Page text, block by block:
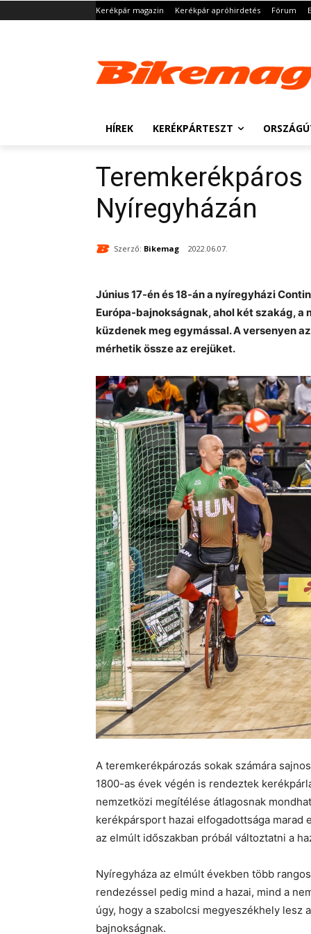
Kerékpár magazin Kerékpár apróhirdetés Fórum
HÍREK KERÉKPÁRTESZT
Nyíregyházán
Szerző: Bikemag 2022.06.07.
Június 17-én és 18-án a nyíregyházi
Európa-bajnokságnak, ahol két szakág,
küzdenek meg egymással. A versenyen
mérhetik össze az erejüket.
A teremkerékpározás sokak számára
1800-as évek végén is rendeztek
nemzetközi megítélése átlagosnak
kerékpársport hazai elfogadottsága marad
az elmúlt időszakban próbál változtatni a
Nyíregyháza az elmúlt években több
rendezéssel pedig mind a hazai, mind a
úgy, hogy a szabolcsi megyeszékhely lesz
bajnokságnak.